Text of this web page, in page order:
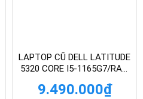
LAPTOP CŨ DELL LATITUDE
5320 CORE I5-1165G7/RAM
INCH
9.490.000₫